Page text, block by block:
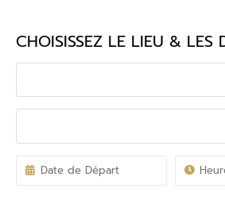
CHOISISSEZ LE LIEU & LES